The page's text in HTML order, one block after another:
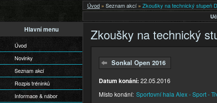
Úvod » Seznam akcí » Zkoušky na technický stupeň
Hlavní menu
Úvod
Novinky
Seznam akcí
Rozpis tréninků
Informace & nábor
Zkoušky na technický
Sonkal Open 2016
Datum konání: 22.05.2016
Místo konání: Sportovní hala Alex - Sport -